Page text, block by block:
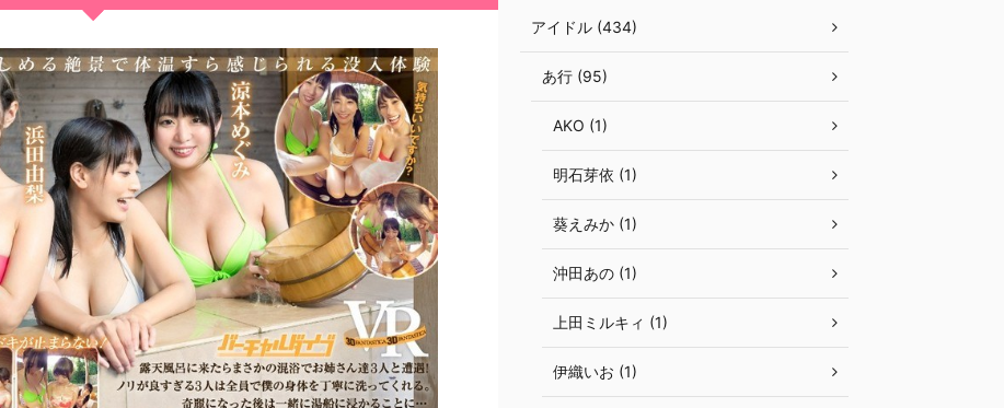
アイドル (434)
あ行 (95)
AKO (1)
明石芽依 (1)
葵えみか (1)
沖田あの (1)
上田ミルキィ (1)
伊織いお (1)